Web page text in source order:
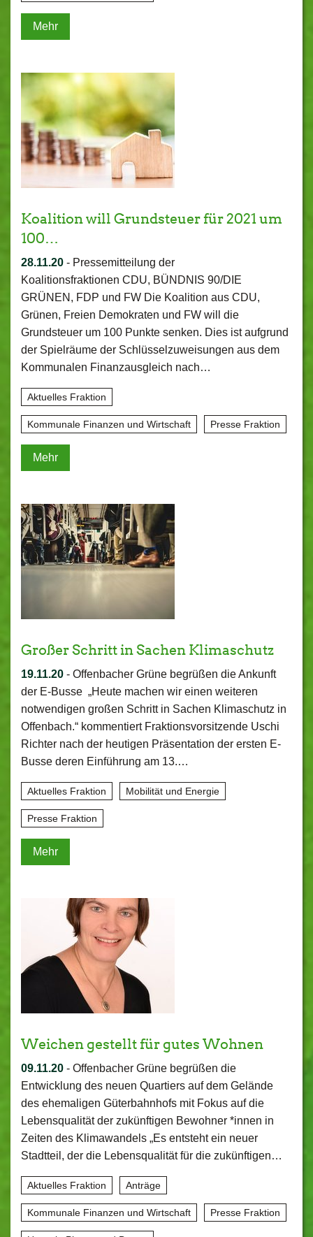
Mehr
Koalition will Grundsteuer für 2021 um
100…
28.11.20 - Pressemitteilung der
Koalitionsfraktionen CDU, BÜNDNIS 90/DIE
GRÜNEN, FDP und FW Die Koalition aus CDU,
Grünen, Freien Demokraten und FW will die
Grundsteuer um 100 Punkte senken. Dies ist aufgrund
der Spielräume der Schlüsselzuweisungen aus dem
Kommunalen Finanzausgleich nach…
Aktuelles Fraktion
Kommunale Finanzen und Wirtschaft Presse Fraktion
Mehr
Großer Schritt in Sachen Klimaschutz
19.11.20 - Offenbacher Grüne begrüßen die Ankunft
der E-Busse „Heute machen wir einen weiteren
notwendigen großen Schritt in Sachen Klimaschutz in
Offenbach.“ kommentiert Fraktionsvorsitzende Uschi
Richter nach der heutigen Präsentation der ersten E-
Busse deren Einführung am 13.…
Aktuelles Fraktion Mobilität und Energie
Presse Fraktion
Mehr
Weichen gestellt für gutes Wohnen
09.11.20 - Offenbacher Grüne begrüßen die
Entwicklung des neuen Quartiers auf dem Gelände
des ehemaligen Güterbahnhofs mit Fokus auf die
Lebensqualität der zukünftigen Bewohner *innen in
Zeiten des Klimawandels „Es entsteht ein neuer
Stadtteil, der die Lebensqualität für die zukünftigen…
Aktuelles Fraktion Anträge
Kommunale Finanzen und Wirtschaft Presse Fraktion